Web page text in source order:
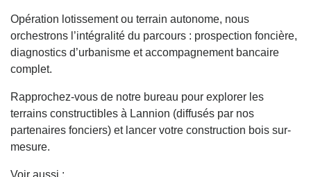
Opération lotissement ou terrain autonome, nous
orchestrons l’intégralité du parcours : prospection foncière,
diagnostics d’urbanisme et accompagnement bancaire
complet.
Rapprochez-vous de notre bureau pour explorer les
terrains constructibles à Lannion (diffusés par nos
partenaires fonciers) et lancer votre construction bois sur-
mesure.
Voir aussi :